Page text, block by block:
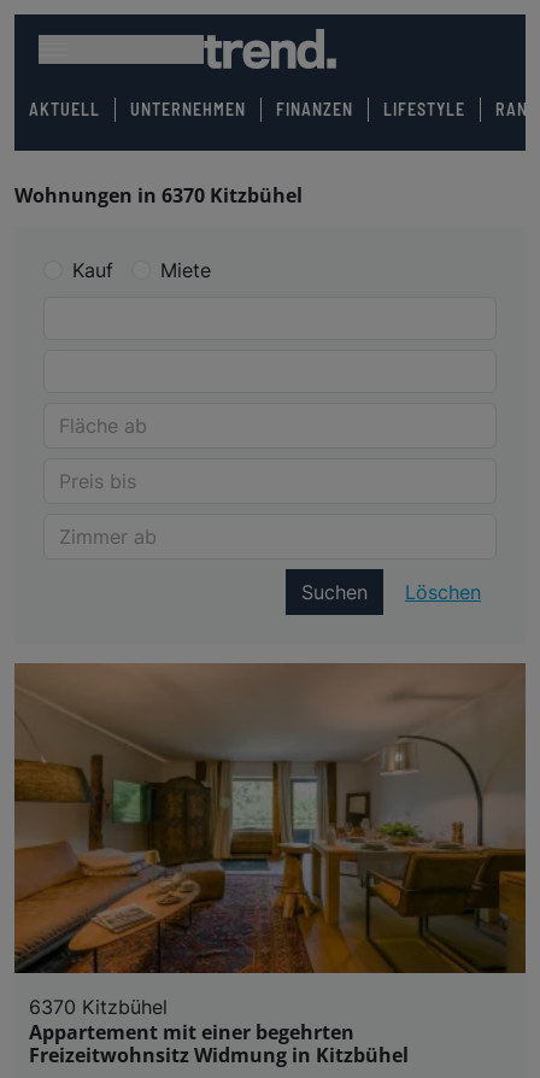
AKTUELL UNTERNEHMEN FINANZEN LIFESTYLE
Wohnungen in 6370 Kitzbühel
Kauf Miete
Suchen Löschen
6370 Kitzbühel
Appartement mit einer begehrten
Freizeitwohnsitz Widmung in Kitzbühel